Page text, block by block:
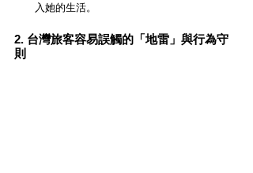
入她的生活。
2. 台灣旅客容易誤觸的「地雷」與行為守
則